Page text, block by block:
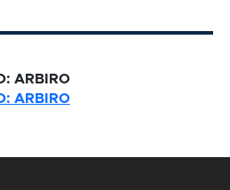
ARBIRO
ARBIRO